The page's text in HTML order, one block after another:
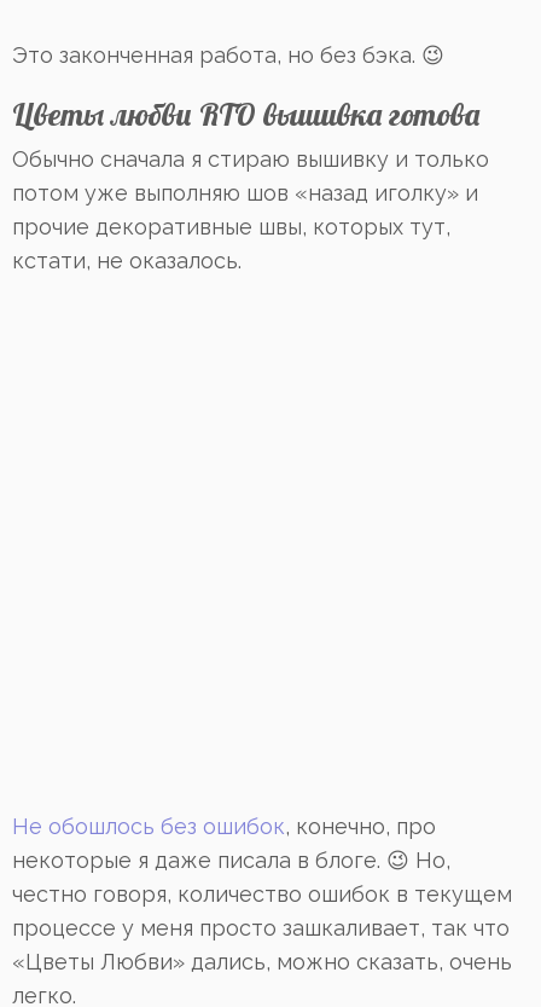
Это законченная работа, но без бэка. 😉
Цветы любви RTO вышивка готова
Обычно сначала я стираю вышивку и только
потом уже выполняю шов «назад иголку» и
прочие декоративные швы, которых тут,
кстати, не оказалось.
Не обошлось без ошибок, конечно, про
некоторые я даже писала в блоге. 😉 Но,
честно говоря, количество ошибок в текущем
процессе у меня просто зашкаливает, так что
«Цветы Любви» дались, можно сказать, очень
легко.